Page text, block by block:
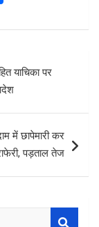
ar
याचिका पर
में छापेमारी कर
पड़ताल तेज